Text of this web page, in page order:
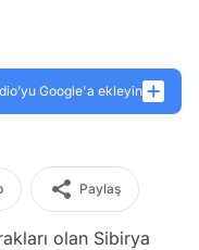
Google'a ekleyin
Paylaş
olan Sibirya